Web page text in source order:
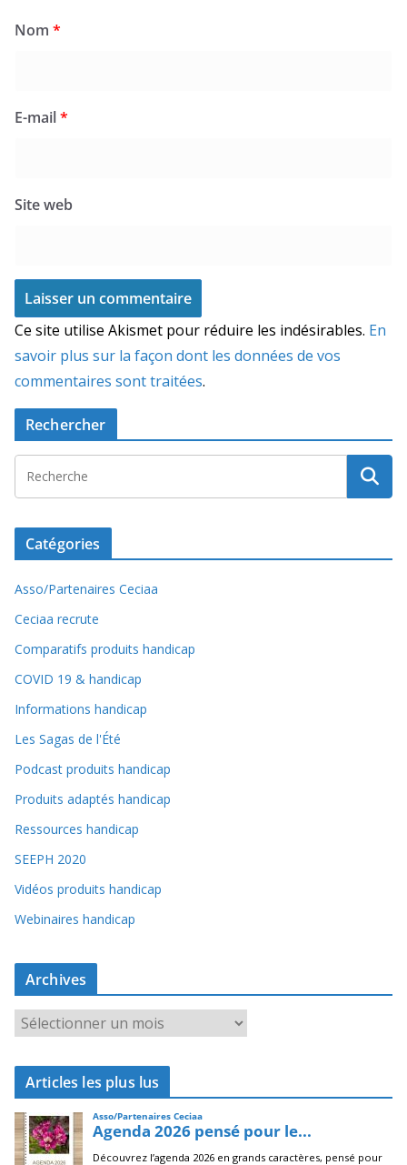
Nom *
E-mail*
Site web
Ce site utilise Akismet pour réduire les indésirables. En
savoir plus sur la façon dont les données de vos
commentaires sont traitées.
Rechercher
Catégories
Asso/Partenaires Ceciaa
Ceciaa recrute
Comparatifs produits handicap
COVID 19 & handicap
Informations handicap
Les Sagas de l'Été
Podcast produits handicap
Produits adaptés handicap
Ressources handicap
SEEPH 2020
Vidéos produits handicap
Webinaires handicap
Archives
r
c
i
v
e
Articles les plus lus